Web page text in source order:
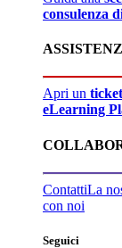
consulenza
Apri un
eLearning
ContattiLa
con noi
Seguici